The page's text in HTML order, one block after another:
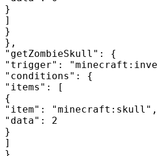
}
]
}
},
"getZombieSkull": {
"trigger":
"conditions": {
"items": [
{
"item": "minecraft:skull",
"data": 2
}
]